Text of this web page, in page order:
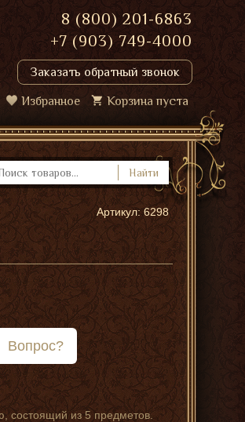
8 (800) 201-6863
+7 (903) 749-4000
Заказать обратный звонок
Избранное Корзина пуста
Найти
Артикул: 6298
Вопрос?
состоящий из 5 предметов.